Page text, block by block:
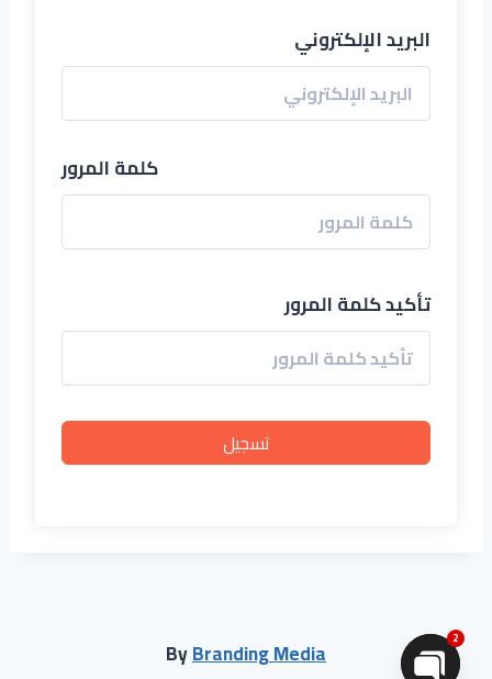
البريد الإلكتروني
كلمة المرور
تأكيد كلمة المرور
تسجيل
ByBranding Media 2